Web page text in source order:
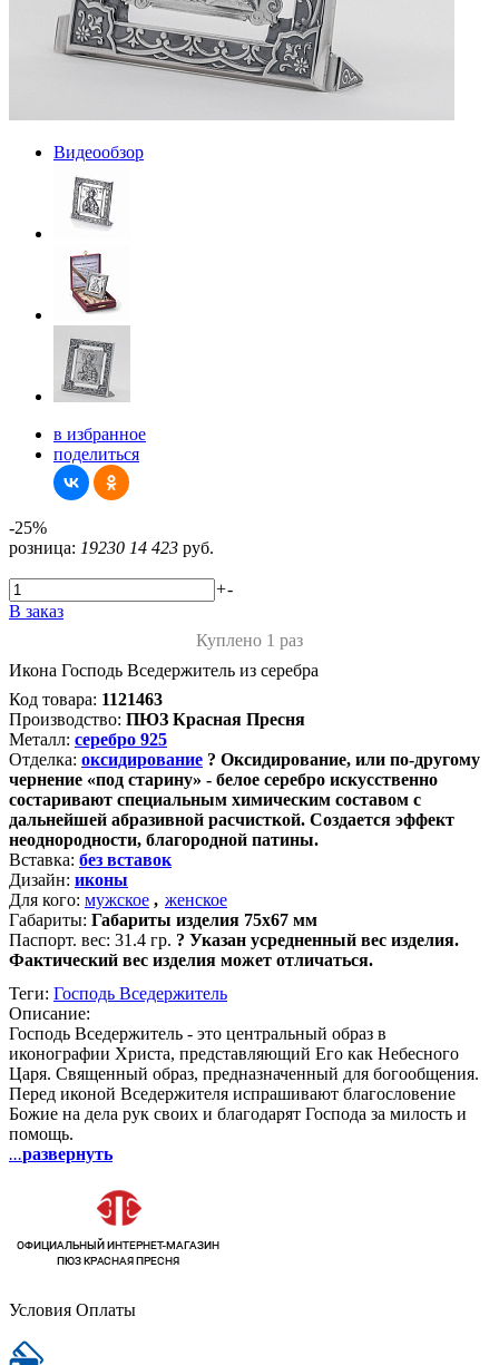
Видеообзор
в избранное
поделиться
-25%
розница: 19230 14 423 руб.
+-
В заказ
Куплено 1 раз
Икона Господь Вседержитель из серебра
Код товара: 1121463
Производство: ПЮЗ Красная Пресня
Металл: серебро 925
Отделка: оксидирование ? Оксидирование, или по-другому
чернение «под старину» - белое серебро искусственно
состаривают специальным химическим составом с
дальнейшей абразивной расчисткой. Создается эффект
неоднородности, благородной патины.
Вставка: без вставок
Дизайн: иконы
Для кого: мужское , женское
Габариты: Габариты изделия 75х67 мм
Паспорт. вес: 31.4 гр. ? Указан усредненный вес изделия.
Фактический вес изделия может отличаться.
Теги: Господь Вседержитель
Описание:
Господь Вседержитель - это центральный образ в
иконографии Христа, представляющий Его как Небесного
Царя. Священный образ, предназначенный для богообщения.
Перед иконой Вседержителя испрашивают благословение
Божие на дела рук своих и благодарят Господа за милость и
помощь.
...развернуть
Условия Оплаты